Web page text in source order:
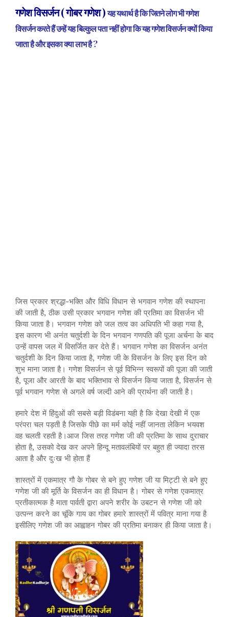
गणेश विसर्जन ( गोबर गणेश )यह यथार्थ है कि जितने लोग भी गणेश
विसर्जन करते हैं उन्हें यह बिल्कुल पता नहीं होगा कि यह गणेश विसर्जन क्यों किया
जाता है और इसका क्या लाभ है ?
जिस प्रकार श्रद्धा-भक्ति और विधि विधान से भगवान गणेश की स्थापना
की जाती है, ठीक उसी प्रकार भगवान गणेश की प्रतिमा का विसर्जन भी
किया जाता है। भगवान गणेश को जल तत्व का अधिपति भी कहा गया है,
इस कारण भी अनंत चतुर्दशी के दिन भगवान गणपति की पूजा अर्चना के बाद
उन्हें वापस जल में विसर्जित कर देते हैं। भगवान गणेश का विसर्जन अनंत
चतुर्दशी के दिन किया जाता है, गणेश जी के विसर्जन के लिए इस दिन को
शुभ माना जाता है। गणेश विसर्जन से पूर्व विभिन्न स्वरूपों की पूजा की जाती
है, पूजा और आरती के बाद भक्तिभाव से विसर्जन किया जाता है, विसर्जन से
पूर्व भगवान गणेश से अगले वर्ष जल्दी आने की प्रार्थना की जाती है।
हमारे देश में हिंदुओं की सबसे बड़ी विडंबना यही है कि देखा देखी में एक
परंपरा चल पड़ती है जिसके पीछे का मर्म कोई नहीं जानता लेकिन भयवश
वह चलती रहती है।आज जिस तरह गणेश जी की प्रतिमा के साथ दुराचार
होता है, उसको देख कर अपने हिन्दू मतावलंबियों पर बहुत ही ज्यादा तरस
आता है और दुःख भी होता हैं
शास्त्रों में एकमात्र गौ के गोबर से बने हुए गणेश जी या मिट्टी से बने हुए
गणेश जी की मूर्ति के विसर्जन का ही विधान है। गोबर से गणेश एकमात्र
प्रतीकात्मक है माता पार्वती द्वारा अपने शरीर के उबटन से गणेश जी को
उत्पन्न करने का चूंकि गाय का गोबर हमारे शास्त्रों में पवित्र माना गया है
इसीलिए गणेश जी का आह्वाहन गोबर की प्रतिमा बनाकर ही किया जाता है।